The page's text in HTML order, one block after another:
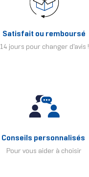
Satisfait ou remboursé
14 jours pour changer d'avis !
Conseils personnalisés
Pour vous aider à choisir